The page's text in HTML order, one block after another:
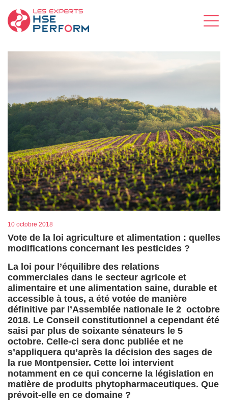
10 octobre 2018
Vote de la loi agriculture et alimentation : quelles
modifications concernant les pesticides ?
La loi pour l’équilibre des relations
commerciales dans le secteur agricole et
alimentaire et une alimentation saine, durable et
accessible à tous, a été votée de manière
définitive par l’Assemblée nationale le 2 octobre
2018. Le Conseil constitutionnel a cependant été
saisi par plus de soixante sénateurs le 5
octobre. Celle-ci sera donc publiée et ne
s’appliquera qu’après la décision des sages de
la rue Montpensier. Cette loi intervient
notamment en ce qui concerne la législation en
matière de produits phytopharmaceutiques. Que
prévoit-elle en ce domaine ?